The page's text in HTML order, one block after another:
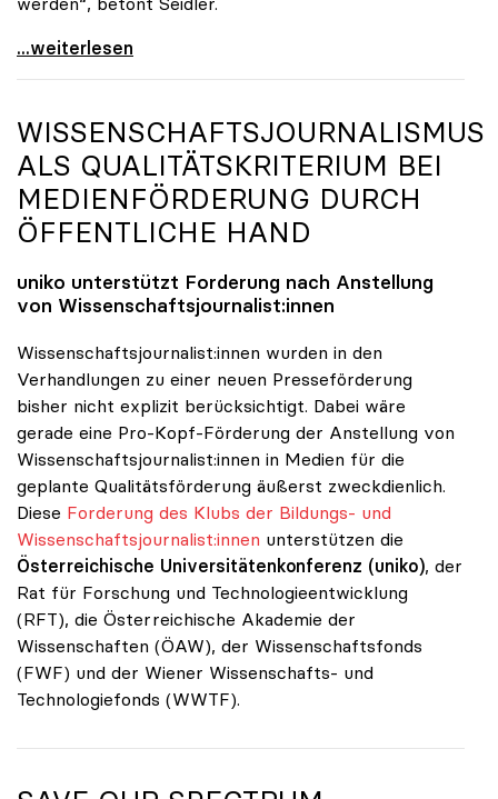
Gegen Angriffe auf Wissenschaft: uniko richtet vor
...weiterlesen
WISSENSCHAFTSJOURNALISMUS
ALS QUALITÄTSKRITERIUM BEI
MEDIENFÖRDERUNG DURCH
ÖFFENTLICHE HAND
uniko unterstützt Forderung nach Anstellung
von Wissenschaftsjournalist:innen
Wissenschaftsjournalist:innen wurden in den
Verhandlungen zu einer neuen Presseförderung
bisher nicht explizit berücksichtigt. Dabei wäre
gerade eine Pro-Kopf-Förderung der Anstellung von
Wissenschaftsjournalist:innen in Medien für die
geplante Qualitätsförderung äußerst zweckdienlich.
Diese Forderung des Klubs der Bildungs- und
Wissenschaftsjournalist:innen unterstützen die
Österreichische Universitätenkonferenz (uniko), der
Rat für Forschung und Technologieentwicklung
(RFT), die Österreichische Akademie der
Wissenschaften (ÖAW), der Wissenschaftsfonds
(FWF) und der Wiener Wissenschafts- und
Technologiefonds (WWTF).